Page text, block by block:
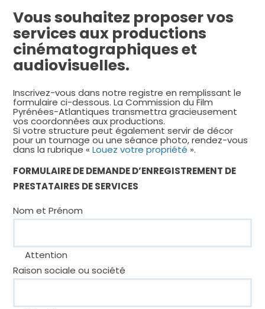
Vous souhaitez proposer vos
services aux productions
cinématographiques et
audiovisuelles.
Inscrivez-vous dans notre registre en remplissant le
formulaire ci-dessous. La Commission du Film
Pyrénées-Atlantiques transmettra gracieusement
vos coordonnées aux productions.
Si votre structure peut également servir de décor
pour un tournage ou une séance photo, rendez-vous
dans la rubrique «Louez votre propriété ».
FORMULAIRE DE DEMANDE D’ENREGISTREMENT DE
PRESTATAIRES DE SERVICES
Nom et Prénom
Attention
Raison sociale ou société